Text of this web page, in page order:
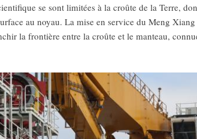
se sont limitées à la croûte de la Terre,
au noyau. La mise en service du Meng
la frontière entre la croûte et le manteau,